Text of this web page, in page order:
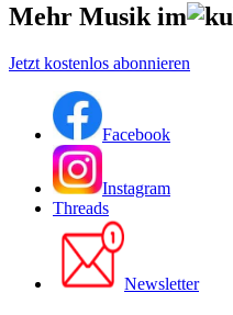
Mehr Musik im
Jetzt kostenlos abonnieren
Facebook
Instagram
Threads
Newsletter